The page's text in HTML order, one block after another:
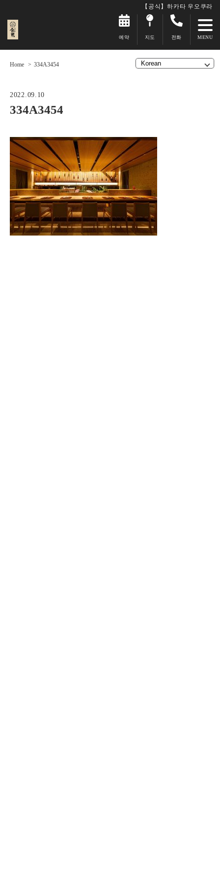
【공식】하카타 우오쿠라
예약 지도 전화
Home 334A3454
2022.09.10
334A3454